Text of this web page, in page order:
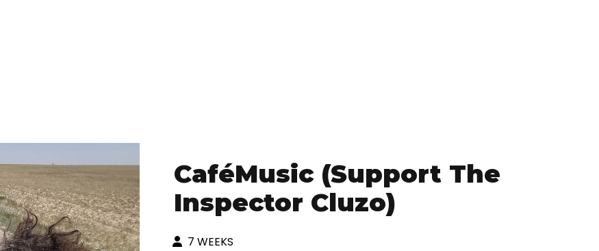
CaféMusic (Support The
Inspector Cluzo)
7 WEEKS